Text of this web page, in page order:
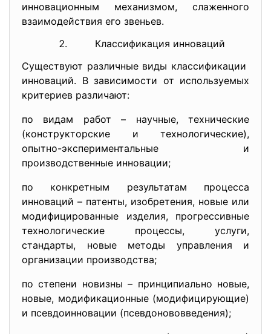
инновационным механизмом, слаженного
взаимодействия его звеньев.
Классификация инноваций
Существуют различные виды классификации
инноваций. В зависимости от используемых
критериев различают:
по видам работ – научные, технические
(конструкторские и технологические),
опытно-экспериментальные и
производственные инновации;
по конкретным результатам процесса
инноваций – патенты, изобретения, новые или
модифицированные изделия, прогрессивные
технологические процессы, услуги,
стандарты, новые методы управления и
организации производства;
по степени новизны – принципиально новые,
новые, модификационные (модифицирующие)
и псевдоинновации (псевдонововведения);